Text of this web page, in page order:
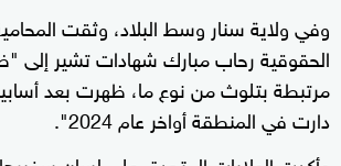
وفي ولاية سنار وسط البلاد، وثقت
الحقوقية رحاب مبارك شهادات تشير إلى
مرتبطة بتلوث من نوع ما، ظهرت بعد
دارت في المنطقة أواخر عام 2024".